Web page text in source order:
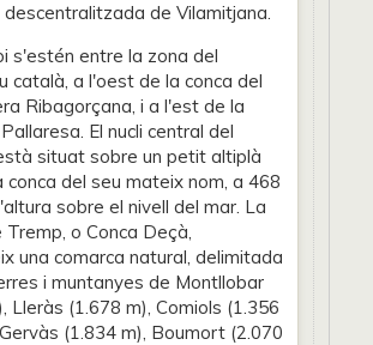
descentralitzada de Vilamitjana.
s'estén entre la zona del
català, a l'oest de la conca del
Ribagorçana, i a l'est de la
El nucli central del
situat sobre un petit altiplà
conca del seu mateix nom, a 468
sobre el nivell del mar. La
Tremp, o Conca Deçà,
una comarca natural, delimitada
i muntanyes de Montllobar
Lleràs (1.678 m), Comiols (1.356
(1.834 m), Boumort (2.070